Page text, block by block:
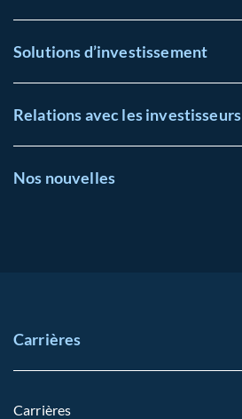
Solutions d’investissement
Relations avec les investisseurs
Nos nouvelles
Carrières
Carrières